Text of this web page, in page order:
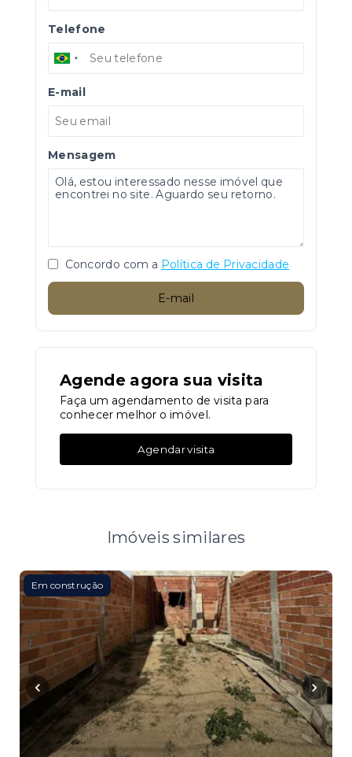
Telefone
E-mail
Mensagem
Concordo com a Política de Privacidade
E-mail
Agende agora sua visita
Faça um agendamento de visita para
conhecer melhor o imóvel.
Agendar visita
Imóveis similares
Em construção